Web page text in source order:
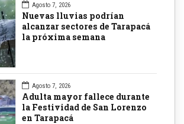
Agosto 7, 2026
Nuevas lluvias podrían
alcanzar sectores de Tarapacá
la próxima semana
Agosto 7, 2026
Adulta mayor fallece durante
la Festividad de San Lorenzo
en Tarapacá